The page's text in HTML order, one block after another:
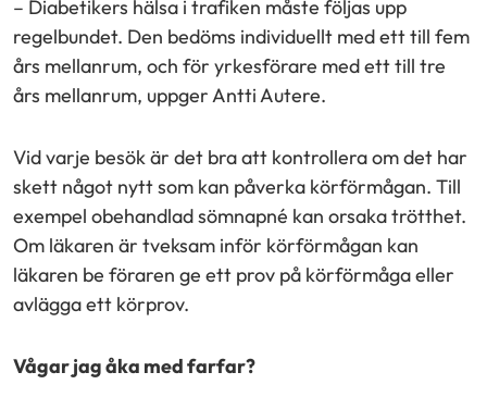
– Diabetikers hälsa i trafiken måste följas upp
regelbundet. Den bedöms individuellt med ett till fem
års mellanrum, och för yrkesförare med ett till tre
års mellanrum, uppger Antti Autere.
Vid varje besök är det bra att kontrollera om det har
skett något nytt som kan påverka körförmågan. Till
exempel obehandlad sömnapné kan orsaka trötthet.
Om läkaren är tveksam inför körförmågan kan
läkaren be föraren ge ett prov på körförmåga eller
avlägga ett körprov.
Vågar jag åka med farfar?